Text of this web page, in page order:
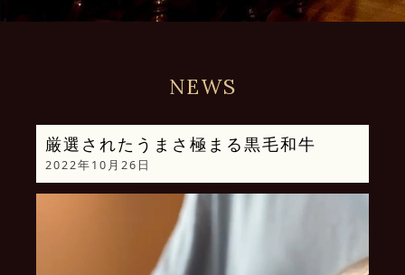
NEWS
厳選されたうまさ極まる黒毛和牛
2022年10月26日